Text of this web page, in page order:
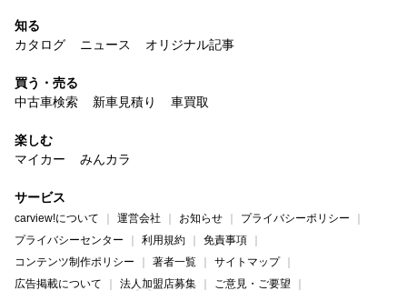
知る
カタログ
ニュース オリジナル記事
買う・売る
中古車検索
新車見積り 車買取
楽しむ
マイカー
みんカラ
サービス
carview!について 運営会社 お知らせ
プライバシーポリシー
プライバシーセンター
利用規約
免責事項
コンテンツ制作ポリシー
著者一覧
サイトマップ
広告掲載について
法人加盟店募集
ご意見・ご要望